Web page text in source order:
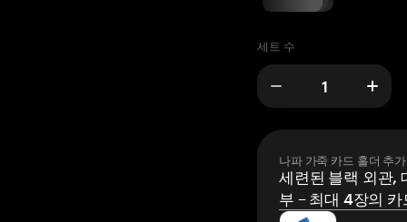
세트 수
나파 가죽 카드 홀더 추가
세련된 블랙 외관,
부 – 최대 4장의